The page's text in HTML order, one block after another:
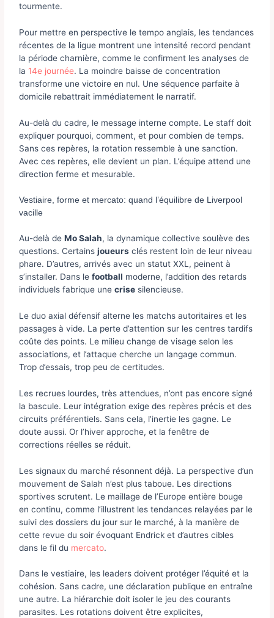
tourmente.
Pour mettre en perspective le tempo anglais, les tendances
récentes de la ligue montrent une intensité record pendant
la période charnière, comme le confirment les analyses de
la 14e journée. La moindre baisse de concentration
transforme une victoire en nul. Une séquence parfaite à
domicile rebattrait immédiatement le narratif.
Au-delà du cadre, le message interne compte. Le staff doit
expliquer pourquoi, comment, et pour combien de temps.
Sans ces repères, la rotation ressemble à une sanction.
Avec ces repères, elle devient un plan. L’équipe attend une
direction ferme et mesurable.
Vestiaire, forme et mercato: quand l’équilibre de Liverpool
vacille
Au-delà deMo Salah, la dynamique collective soulève des
questions. Certainsjoueurs clés restent loin de leur niveau
phare. D’autres, arrivés avec un statut XXL, peinent à
s’installer. Dans lefootball moderne, l’addition des retards
individuels fabrique unecrise silencieuse.
Le duo axial défensif alterne les matchs autoritaires et les
passages à vide. La perte d’attention sur les centres tardifs
coûte des points. Le milieu change de visage selon les
associations, et l’attaque cherche un langage commun.
Trop d’essais, trop peu de certitudes.
Les recrues lourdes, très attendues, n’ont pas encore signé
la bascule. Leur intégration exige des repères précis et des
circuits préférentiels. Sans cela, l’inertie les gagne. Le
doute aussi. Or l’hiver approche, et la fenêtre de
corrections réelles se réduit.
Les signaux du marché résonnent déjà. La perspective d’un
mouvement de Salah n’est plus taboue. Les directions
sportives scrutent. Le maillage de l’Europe entière bouge
en continu, comme l’illustrent les tendances relayées par le
suivi des dossiers du jour sur le marché, à la manière de
cette revue du soir évoquant Endrick et d’autres cibles
dans le fil du mercato.
Dans le vestiaire, les leaders doivent protéger l’équité et la
cohésion. Sans cadre, une déclaration publique en entraîne
une autre. La hiérarchie doit isoler le jeu des courants
parasites. Les rotations doivent être explicites,